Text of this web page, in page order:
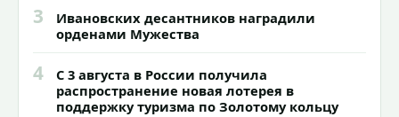
3
Ивановских десантников наградили
орденами Мужества
4
С 3 августа в России получила
распространение новая лотерея в
поддержку туризма по Золотому кольцу